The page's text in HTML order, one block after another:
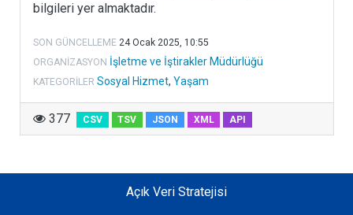
bilgileri yer almaktadır.
SON GÜNCELLEME 24 Ocak 2025, 10:55
ORGANIZASYON İşletme ve İştirakler Müdürlüğü
KATEGORILER Sosyal Hizmet, Yaşam
377 CSV TSV JSON XML API
Açık Veri Stratejisi